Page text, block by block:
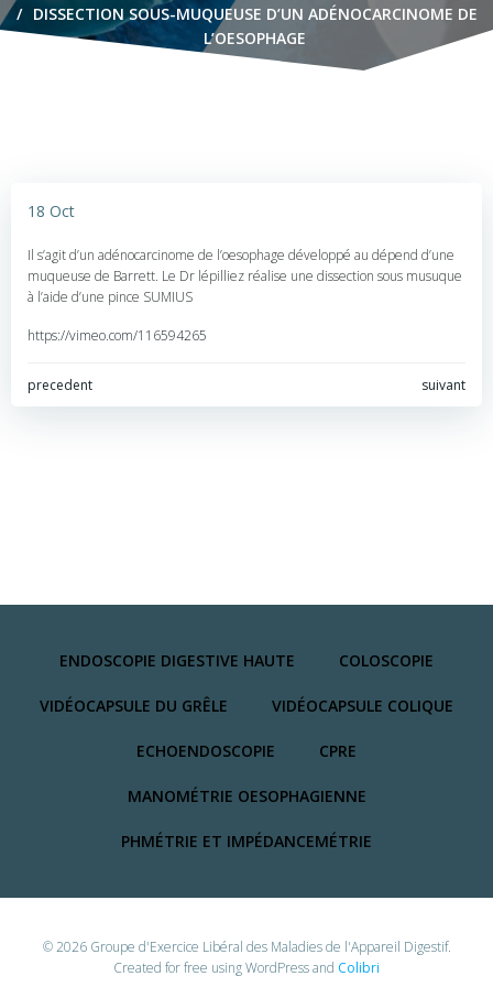
DISSECTION SOUS-MUQUEUSE D’UN ADÉNOCARCINOME DE
L’OESOPHAGE
18 Oct
Il s’agit d’un adénocarcinome de l’oesophage développé au dépend d’une
muqueuse de Barrett. Le Dr lépilliez réalise une dissection sous musuque
à l’aide d’une pince SUMIUS
https://vimeo.com/116594265
Navigation
precedent suivant
ENDOSCOPIE DIGESTIVE HAUTE COLOSCOPIE
VIDÉOCAPSULE DU GRÊLE VIDÉOCAPSULE COLIQUE
ECHOENDOSCOPIE CPRE
MANOMÉTRIE OESOPHAGIENNE
PHMÉTRIE ET IMPÉDANCEMÉTRIE
© 2026 Groupe d'Exercice Libéral des Maladies de l'Appareil Digestif.
Created for free using WordPress and Colibri